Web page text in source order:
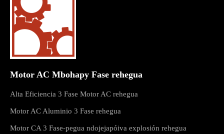
Motor AC Mbohapy Fase rehegua
Alta Eficiencia 3 Fase Motor AC rehegua
Motor AC Aluminio 3 Fase rehegua
Motor CA 3 Fase-pegua ndojejapóiva explosión rehegua